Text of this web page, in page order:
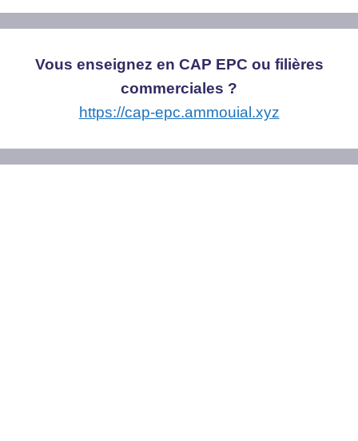
Vous enseignez en CAP EPC ou filières
commerciales ?
https://cap-epc.ammouial.xyz